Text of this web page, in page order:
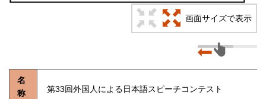
画面サイズで表示
名
称
第33回外国人による日本語スピーチコンテスト